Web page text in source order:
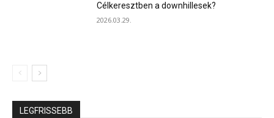
Célkeresztben a downhillesek?
2026.03.29.
LEGFRISSEBB